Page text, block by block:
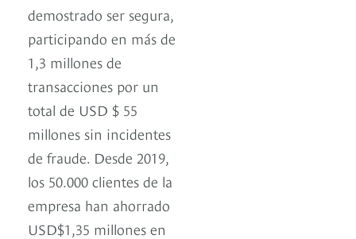
demostrado ser segura,
participando en más de
1,3 millones de
transacciones por un
total de USD $ 55
millones sin incidentes
de fraude. Desde 2019,
los 50.000 clientes de la
empresa han ahorrado
USD$1,35 millones en